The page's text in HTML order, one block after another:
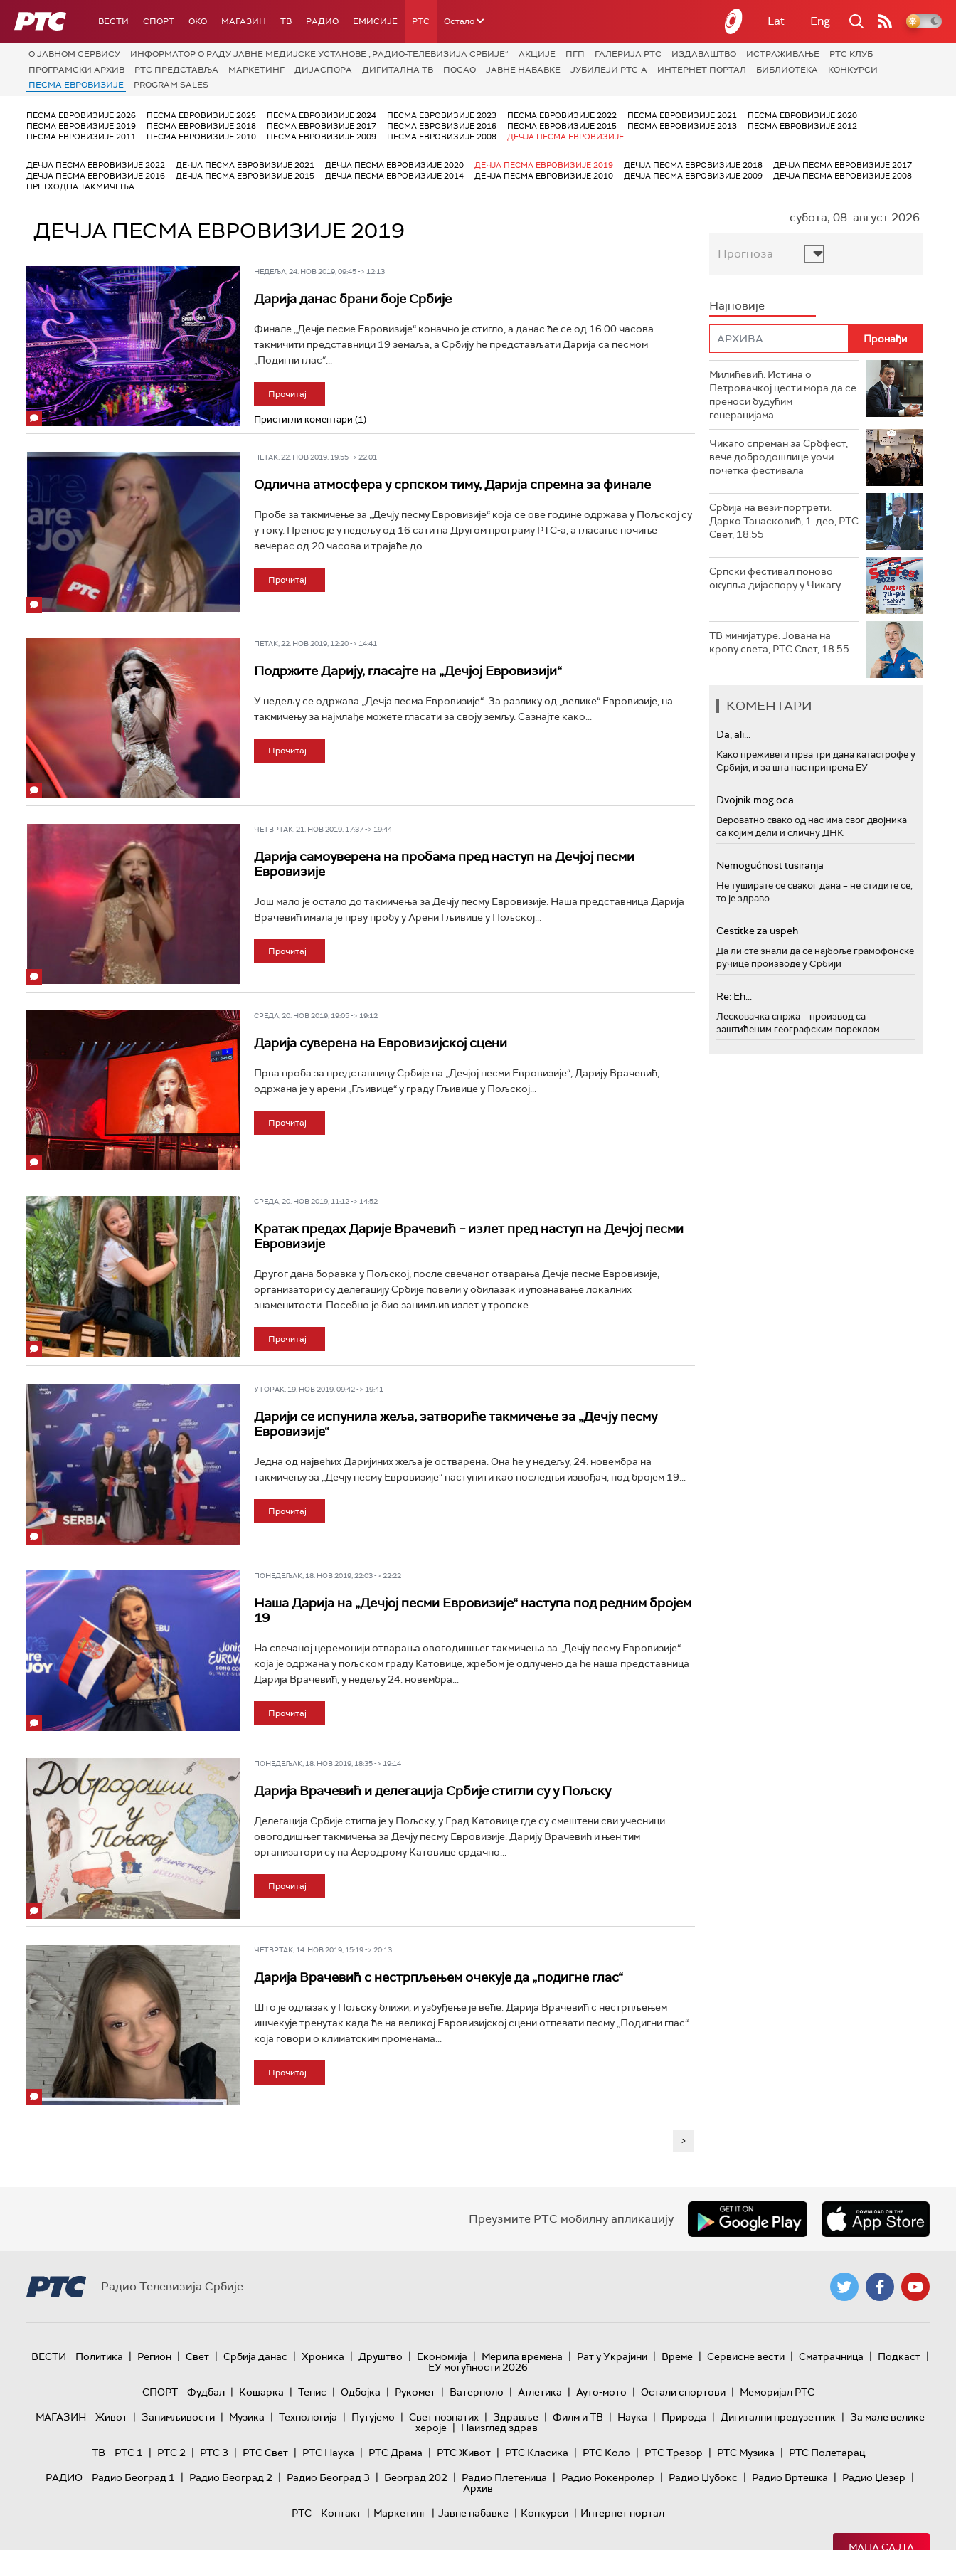
РТС ВЕСТИ СПОРТ OKO МАГАЗИН ТВ РАДИО ЕМИСИЈЕ РТС Остало Lat Eng
О JАВНОМ СЕРВИСУ ИНФОРМАТОР О РАДУ ЈАВНЕ МЕДИЈСКЕ УСТАНОВЕ „РАДИО-ТЕЛЕВИЗИЈА СРБИЈЕ“ АКЦИЈЕ ПГП ГАЛЕРИЈА РТС ИЗДАВАШТВО ИСТРАЖИВАЊЕ
РТС КЛУБ
ПРОГРАМСКИ АРХИВ
РТС ПРЕДСТАВЉА МАРКЕТИНГ ДИЈАСПОРА ДИГИТАЛНА ТВ ПОСАО ЈАВНЕ НАБАВКЕ ЈУБИЛЕЈИ РТС-А ИНТЕРНЕТ ПОРТАЛ БИБЛИОТЕКА
КОНКУРСИ
ПЕСМА ЕВРОВИЗИЈЕ
PROGRAM SALES
ПЕСМА ЕВРОВИЗИЈЕ 2026 ПЕСМА ЕВРОВИЗИЈЕ 2025 ПЕСМА ЕВРОВИЗИЈЕ 2024 ПЕСМА ЕВРОВИЗИЈЕ 2023 ПЕСМА ЕВРОВИЗИЈЕ 2022 ПЕСМА ЕВРОВИЗИЈЕ 2021
ПЕСМА ЕВРОВИЗИЈЕ 2020
ПЕСМА ЕВРОВИЗИЈЕ 2019
ПЕСМА ЕВРОВИЗИЈЕ 2018 ПЕСМА ЕВРОВИЗИЈЕ 2017 ПЕСМА ЕВРОВИЗИЈЕ 2016 ПЕСМА ЕВРОВИЗИЈЕ 2015 ПЕСМА ЕВРОВИЗИЈЕ 2013
ПЕСМА ЕВРОВИЗИЈЕ 2012
ПЕСМА ЕВРОВИЗИЈЕ 2011
ПЕСМА ЕВРОВИЗИЈЕ 2010 ПЕСМА ЕВРОВИЗИЈЕ 2009 ПЕСМА ЕВРОВИЗИЈЕ 2008 ДЕЧЈА ПЕСМА ЕВРОВИЗИЈЕ
ДЕЧЈА ПЕСМА ЕВРОВИЗИЈЕ 2022 ДЕЧЈА ПЕСМА ЕВРОВИЗИЈЕ 2021 ДЕЧЈА ПЕСМА ЕВРОВИЗИЈЕ 2020 ДЕЧЈА ПЕСМА ЕВРОВИЗИЈЕ 2019 ДЕЧЈА ПЕСМА ЕВРОВИЗИЈЕ 2018
ДЕЧЈА ПЕСМА ЕВРОВИЗИЈЕ 2017
ДЕЧЈА ПЕСМА ЕВРОВИЗИЈЕ 2016
ДЕЧЈА ПЕСМА ЕВРОВИЗИЈЕ 2015 ДЕЧЈА ПЕСМА ЕВРОВИЗИЈЕ 2014 ДЕЧЈА ПЕСМА ЕВРОВИЗИЈЕ 2010 ДЕЧЈА ПЕСМА ЕВРОВИЗИЈЕ 2009
ДЕЧЈА ПЕСМА ЕВРОВИЗИЈЕ 2008
ПРЕТХОДНА ТАКМИЧЕЊА
ДЕЧЈА ПЕСМА ЕВРОВИЗИЈЕ 2019
НЕДЕЉА, 24. НОВ 2019, 09:45 -> 12:13
Дарија данас брани боје Србије
Финале „Дечје песме Евровизије“ коначно је стигло, а данас ће се од 16.00 часова
такмичити представници 19 земаља, а Србију ће представљати Дарија са песмом
„Подигни глас“...
Прочитај
Пристигли коментари (1)
ПЕТАК, 22. НОВ 2019, 19:55 -> 22:01
Одлична атмосфера у српском тиму, Дарија спремна за финале
Пробе за такмичење за „Дечју песму Евровизије“ која се ове године одржава у Пољској су
у току. Пренос је у недељу од 16 сати на Другом програму РТС-а, а гласање почиње
вечерас од 20 часова и трајаће до...
Прочитај
ПЕТАК, 22. НОВ 2019, 12:20 -> 14:41
Подржите Дарију, гласајте на „Дечјој Евровизији“
У недељу се одржава „Дечја песма Евровизије“. За разлику од „велике“ Евровизије, на
такмичењу за најмлађе можете гласати за своју земљу. Сазнајте како...
Прочитај
ЧЕТВРТАК, 21. НОВ 2019, 17:37 -> 19:44
Дарија самоуверена на пробама пред наступ на Дечјој песми
Евровизије
Још мало је остало до такмичења за Дечју песму Евровизије. Наша представница Дарија
Врачевић имала је прву пробу у Арени Гљивицe у Пољској...
Прочитај
СРЕДА, 20. НОВ 2019, 19:05 -> 19:12
Дарија суверена на Евровизијској сцени
Прва проба за представницу Србије на „Дечјој песми Евровизије“, Дарију Врачевић,
одржана је у арени „Гљивице“ у граду Гљивице у Пољској...
Прочитај
СРЕДА, 20. НОВ 2019, 11:12 -> 14:52
Кратак предах Дарије Врачевић – излет пред наступ на Дечјој песми
Евровизије
Другог дана боравка у Пољској, после свечаног отварања Дечје песме Евровизије,
организатори су делегацију Србије повели у обилазак и упознавање локалних
знаменитости. Посебно је био занимљив излет у тропске...
Прочитај
УТОРАК, 19. НОВ 2019, 09:42 -> 19:41
Дарији се испунила жеља, затвориће такмичење за „Дечју песму
Евровизије“
Једна од највећих Даријиних жеља је остварена. Она ће у недељу, 24. новембра на
такмичењу за „Дечју песму Евровизије“ наступити као последњи извођач, под бројем 19...
Прочитај
ПОНЕДЕЉАК, 18. НОВ 2019, 22:03 -> 22:22
Наша Дарија на „Дечјој песми Евровизије“ наступа под редним бројем
19
На свечаној церемонији отварања овогодишњег такмичења за „Дечју песму Евровизије“
која је одржана у пољском граду Катовице, жребом је одлучено да ће наша представница
Дарија Врачевић, у недељу 24. новембра...
Прочитај
ПОНЕДЕЉАК, 18. НОВ 2019, 18:35 -> 19:14
Дарија Врачевић и делегација Србије стигли су у Пољску
Делегација Србије стигла је у Пољску, у Град Катовице где су смештени сви учесници
овогодишњег такмичења за Дечју песму Евровизије. Дарију Врачевић и њен тим
организатори су на Аеродрому Катовице срдачно...
Прочитај
ЧЕТВРТАК, 14. НОВ 2019, 15:19 -> 20:13
Дарија Врачевић с нестрпљењем очекује да „подигне глас“
Што је одлазак у Пољску ближи, и узбуђење је веће. Дарија Врачевић с нестрпљењем
ишчекује тренутак када ће на великој Евровизијској сцени отпевати песму „Подигни глас“
која говори о климатским променама...
Прочитај
>
субота, 08. август 2026.
Прогноза
Најновије
Милићевић: Истина о
Петровачкој цести мора да се
преноси будућим
генерацијама
Чикаго спреман за Србфест,
вече добродошлице уочи
почетка фестивала
Србија на вези-портрети:
Дарко Танасковић, 1. део, РТС
Свет, 18.55
Српски фестивал поново
окупља дијаспору у Чикагу
ТВ минијатуре: Јована на
крову света, РТС Свет, 18.55
КОМЕНТАРИ
Da, ali...
Како преживети прва три дана катастрофе у
Србији, и за шта нас припрема ЕУ
Dvojnik mog oca
Вероватно свако од нас има свог двојника
са којим дели и сличну ДНК
Nemogućnost tusiranja
Не туширате се сваког дана – не стидите се,
то је здраво
Cestitke za uspeh
Да ли сте знали да се најбоље грамофонске
ручице производе у Србији
Re: Eh...
Лесковачка спржа – производ са
заштићеним географским пореклом
Преузмите РТС мобилну апликацију
Радио Телевизија Србије
ВЕСТИ Политика | Регион | Свет | Србија данас | Хроника | Друштво | Економија | Мерила времена | Рат у Украјини | Време | Сервисне вести | Сматрачница | Подкаст |
ЕУ могућности 2026
СПОРТ
Фудбал | Кошарка | Тенис | Одбојка | Рукомет | Ватерполо | Атлетика | Ауто-мото | Остали спортови | Меморијал РТС
МАГАЗИН
Живот | Занимљивости | Музика | Технологијa | Путујемо | Свет познатих | Здравље | Филм и ТВ | Наука | Природа | Дигитални предузетник | За мале велике
хероје | Наизглед здрав
ТВ
РТС 1 | РТС 2 | РТС 3 | РТС Свет | РТС Наука | РТС Драма | РТС Живот | РТС Класика | РТС Коло | РТС Трезор | РТС Музика | РТС Полетарац
РАДИО
Радио Београд 1 | Радио Београд 2 | Радио Београд 3 | Београд 202 | Радио Плетеница | Радио Рокенролер | Радио Џубокс | Радио Вртешка | Радио Џезер |
Архив
РТС
Контакт | Маркетинг | Јавне набавке | Конкурси | Интернет портал
МАПА САЈТА